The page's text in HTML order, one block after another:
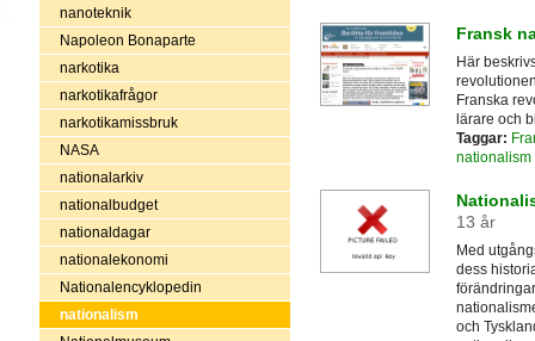
nanoteknik
Napoleon Bonaparte
narkotika
narkotikafrågor
narkotikamissbruk
NASA
nationalarkiv
nationalbudget
nationaldagar
nationalekonomi
Nationalencyklopedin
nationalism
Fransk
Här
Franska
lärare och
Taggar:
nationalism
13 år
Med
dess
och